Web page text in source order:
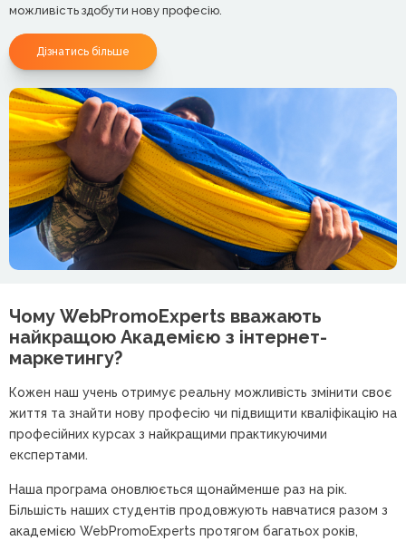
можливість здобути нову професію.
Дізнатись більше
Чому WebPromoExperts вважають
найкращою Академією з інтернет-
маркетингу?
Кожен наш учень отримує реальну можливість змінити своє
життя та знайти нову професію чи підвищити кваліфікацію на
професійних курсах з найкращими практикуючими
експертами.
Наша програма оновлюється щонайменше раз на рік.
Більшість наших студентів продовжують навчатися разом з
академією WebPromoExperts протягом багатьох років,